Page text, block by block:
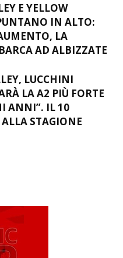
E YELLOW
IN ALTO:
LA
AD ALBIZZATE
LUCCHINI
LA A2 PIÙ FORTE
ANNI”. IL 10
STAGIONE